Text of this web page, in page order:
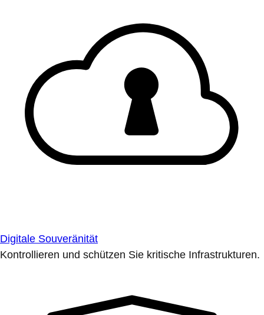
Digitale Souveränität
Kontrollieren und schützen Sie kritische Infrastrukturen.